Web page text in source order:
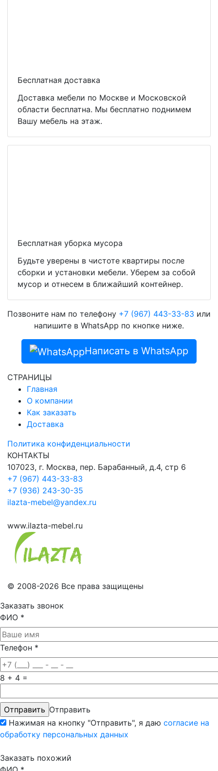
Бесплатная доставка
Доставка мебели по Москве и Московской
области бесплатна. Мы бесплатно поднимем
Вашу мебель на этаж.
Бесплатная уборка мусора
Будьте уверены в чистоте квартиры после
сборки и установки мебели. Уберем за собой
мусор и отнесем в ближайший контейнер.
Позвоните нам по телефону +7 (967) 443-33-83 или
напишите в WhatsApp по кнопке ниже.
Написать в WhatsApp
СТРАНИЦЫ
Главная
О компании
Как заказать
Доставка
Политика конфиденциальности
КОНТАКТЫ
107023, г. Москва, пер. Барабанный, д.4, стр 6
+7 (967) 443-33-83
+7 (936) 243-30-35
ilazta-mebel@yandex.ru
www.ilazta-mebel.ru
© 2008-2026 Все права защищены
Заказать звонок
ФИО *
Телефон *
8 + 4 =
Отправить
Нажимая на кнопку "Отправить", я даю согласие на
обработку персональных данных
Заказать похожий